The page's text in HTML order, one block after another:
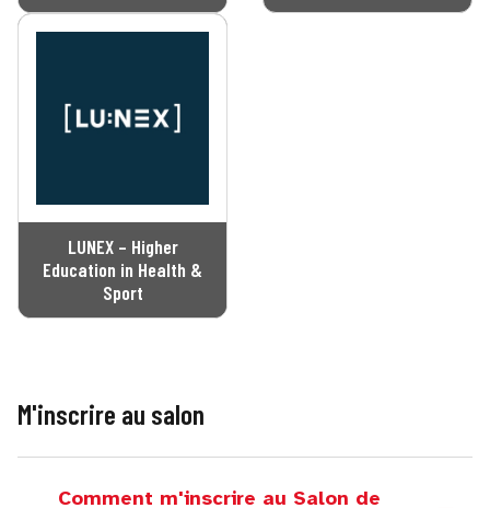
LUNEX – Higher
Education in Health &
Sport
M'inscrire au salon
Comment m'inscrire au Salon de